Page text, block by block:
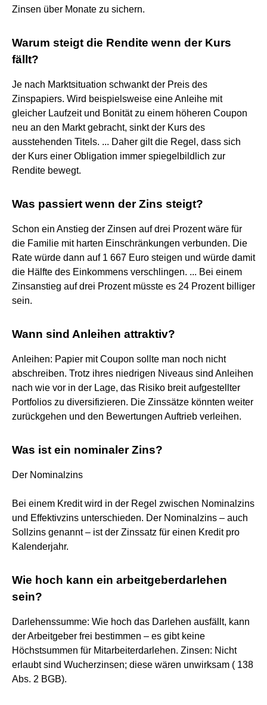
Zinsen über Monate zu sichern.
Warum steigt die Rendite wenn der Kurs
fällt?
Je nach Marktsituation schwankt der Preis des
Zinspapiers. Wird beispielsweise eine Anleihe mit
gleicher Laufzeit und Bonität zu einem höheren Coupon
neu an den Markt gebracht, sinkt der Kurs des
ausstehenden Titels. ... Daher gilt die Regel, dass sich
der Kurs einer Obligation immer spiegelbildlich zur
Rendite bewegt.
Was passiert wenn der Zins steigt?
Schon ein Anstieg der Zinsen auf drei Prozent wäre für
die Familie mit harten Einschränkungen verbunden. Die
Rate würde dann auf 1 667 Euro steigen und würde damit
die Hälfte des Einkommens verschlingen. ... Bei einem
Zinsanstieg auf drei Prozent müsste es 24 Prozent billiger
sein.
Wann sind Anleihen attraktiv?
Anleihen: Papier mit Coupon sollte man noch nicht
abschreiben. Trotz ihres niedrigen Niveaus sind Anleihen
nach wie vor in der Lage, das Risiko breit aufgestellter
Portfolios zu diversifizieren. Die Zinssätze könnten weiter
zurückgehen und den Bewertungen Auftrieb verleihen.
Was ist ein nominaler Zins?
Der Nominalzins
Bei einem Kredit wird in der Regel zwischen Nominalzins
und Effektivzins unterschieden. Der Nominalzins – auch
Sollzins genannt – ist der Zinssatz für einen Kredit pro
Kalenderjahr.
Wie hoch kann ein arbeitgeberdarlehen
sein?
Darlehenssumme: Wie hoch das Darlehen ausfällt, kann
der Arbeitgeber frei bestimmen – es gibt keine
Höchstsummen für Mitarbeiterdarlehen. Zinsen: Nicht
erlaubt sind Wucherzinsen; diese wären unwirksam ( 138
Abs. 2 BGB).